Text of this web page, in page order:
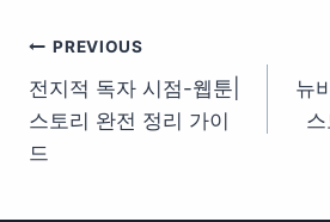
글
탐
색
PREVIOUS
전지적 독자 시점-웹툰|
스토리 완전 정리 가이
드
뉴